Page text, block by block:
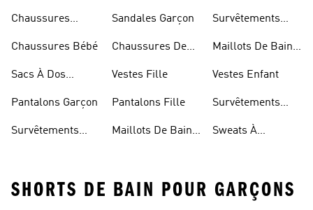
Chaussures
Chaussures Bébé
Sacs À Dos
Pantalons Garçon
Survêtements
Sandales Garçon
Chaussures De
Vestes Fille
Pantalons Fille
Maillots De Bain
Survêtements
Maillots De Bain
Vestes Enfant
Survêtements
Sweats À
SHORTS DE BAIN POUR GARÇONS